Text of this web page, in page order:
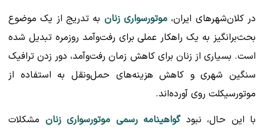
در کلان‌شهرهای ایران، موتورسواری زنان به تدریج از یک موضوع
بحث‌برانگیز به یک راهکار عملی برای رفت‌وآمد روزمره تبدیل شده
است. بسیاری از زنان برای کاهش زمان رفت‌وآمد، دور زدن ترافیک
سنگین شهری و کاهش هزینه‌های حمل‌ونقل به استفاده از
موتورسیکلت روی آورده‌اند.
با این حال، نبودگواهینامه رسمی موتورسواری زنان مشکلات